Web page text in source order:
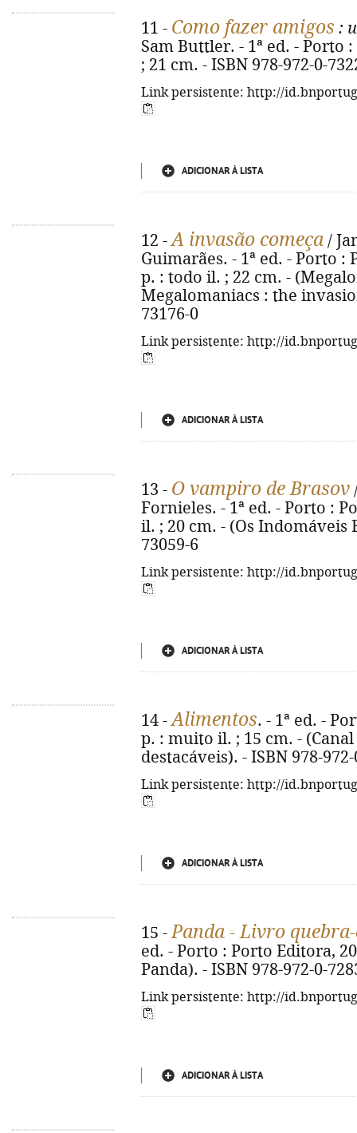
11 - Como fazer amigos :
Sam Buttler. - 1ª ed. - Porto
; 21 cm. - ISBN 978-972-0-
Link persistente: http://
ADICIONAR À LISTA
12 -A invasão começa /
Guimarães. - 1ª ed. - Porto :
p. : todo il. ; 22 cm. -
Megalomaniacs : the
73176-0
Link persistente: http://
ADICIONAR À LISTA
13 - O vampiro de Brasov
Fornieles. - 1ª ed. - Porto :
il. ; 20 cm. - (Os Indomáveis
73059-6
Link persistente: http://
ADICIONAR À LISTA
14 -Alimentos. - 1ª ed. -
p. : muito il. ; 15 cm. -
destacáveis). - ISBN 978-
Link persistente: http://
ADICIONAR À LISTA
15 -Panda - Livro
ed. - Porto : Porto Editora,
Panda). - ISBN 978-972-0-
Link persistente: http://
ADICIONAR À LISTA